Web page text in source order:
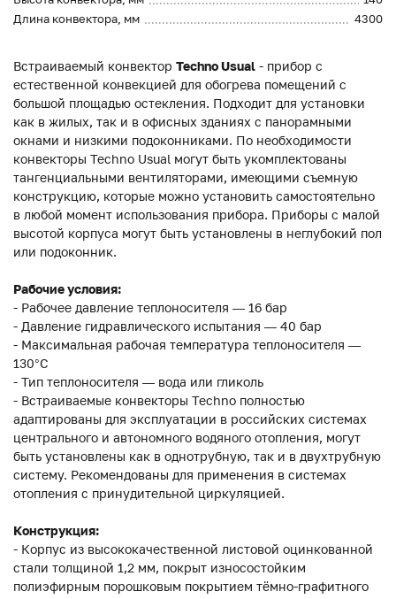
Длина конвектора, мм
4300
Встраиваемый конвектор Techno Usual - прибор с
естественной конвекцией для обогрева помещений с
большой площадью остекления. Подходит для установки
как в жилых, так и в офисных зданиях с панорамными
окнами и низкими подоконниками. По необходимости
конвекторы Techno Usual могут быть укомплектованы
тангенциальными вентиляторами, имеющими съемную
конструкцию, которые можно установить самостоятельно
в любой момент использования прибора. Приборы с малой
высотой корпуса могут быть установлены в неглубокий пол
или подоконник.
Рабочие условия:
- Рабочее давление теплоносителя — 16 бар
- Давление гидравлического испытания — 40 бар
- Максимальная рабочая температура теплоносителя —
130°С
- Тип теплоносителя — вода или гликоль
- Встраиваемые конвекторы Techno полностью
адаптированы для эксплуатации в российских системах
центрального и автономного водяного отопления, могут
быть установлены как в однотрубную, так и в двухтрубную
систему. Рекомендованы для применения в системах
отопления с принудительной циркуляцией.
Конструкция:
- Корпус из высококачественной листовой оцинкованной
стали толщиной 1,2 мм, покрыт износостойким
полиэфирным порошковым покрытием тёмно-графитного